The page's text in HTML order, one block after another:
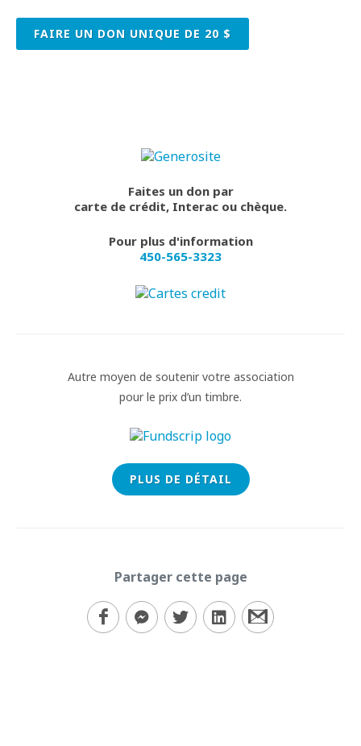
FAIRE UN DON UNIQUE DE 20 $
Faites un don par
carte de crédit, Interac ou chèque.
Pour plus d'information
450-565-3323
Autre moyen de soutenir votre association
pour le prix d’un timbre.
PLUS DE DÉTAIL
Partager cette page